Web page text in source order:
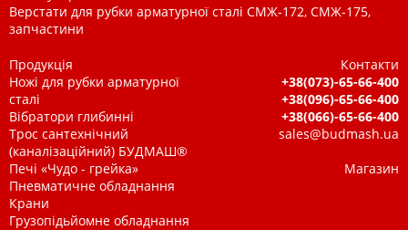
Верстати для рубки арматурної сталі СМЖ-172, СМЖ-175,
запчастини
Продукція
Ножі для рубки арматурної
сталі
Вібратори глибинні
Трос сантехнічний
(каналізаційний) БУДМАШ®
Печі «Чудо - грейка»
Пневматичне обладнання
Крани
Грузопідьйомне обладнання
Контакти
+38(073)-65-66-400
+38(096)-65-66-400
+38(066)-65-66-400
sales@budmash.ua
Магазин